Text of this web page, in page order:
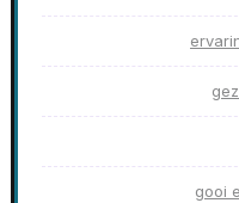
gooi